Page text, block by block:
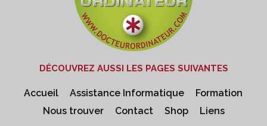
DÉCOUVREZ AUSSI LES PAGES SUIVANTES
Accueil Assistance Informatique
Formation
Nous trouver
Contact Shop Liens